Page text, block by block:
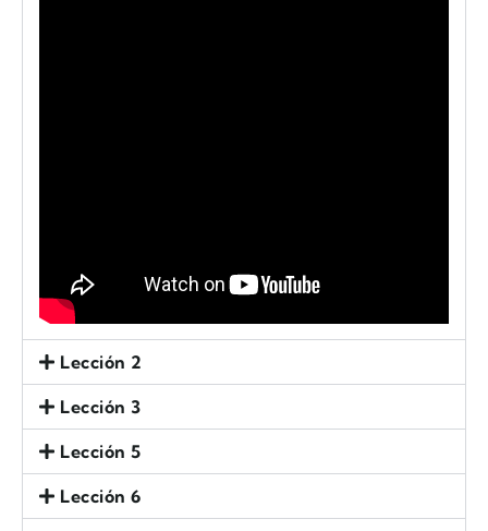
Lección 2
Lección 3
Lección 5
Lección 6